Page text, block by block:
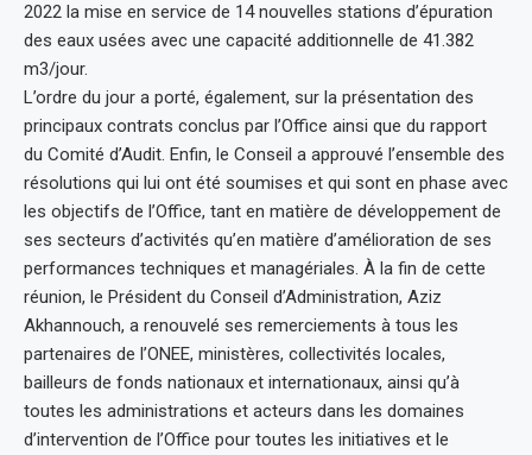
2022 la mise en service de 14 nouvelles stations d’épuration
des eaux usées avec une capacité additionnelle de 41.382
m3/jour.
L’ordre du jour a porté, également, sur la présentation des
principaux contrats conclus par l’Office ainsi que du rapport
du Comité d’Audit. Enfin, le Conseil a approuvé l’ensemble des
résolutions qui lui ont été soumises et qui sont en phase avec
les objectifs de l’Office, tant en matière de développement de
ses secteurs d’activités qu’en matière d’amélioration de ses
performances techniques et managériales. À la fin de cette
réunion, le Président du Conseil d’Administration, Aziz
Akhannouch, a renouvelé ses remerciements à tous les
partenaires de l’ONEE, ministères, collectivités locales,
bailleurs de fonds nationaux et internationaux, ainsi qu’à
toutes les administrations et acteurs dans les domaines
d’intervention de l’Office pour toutes les initiatives et le